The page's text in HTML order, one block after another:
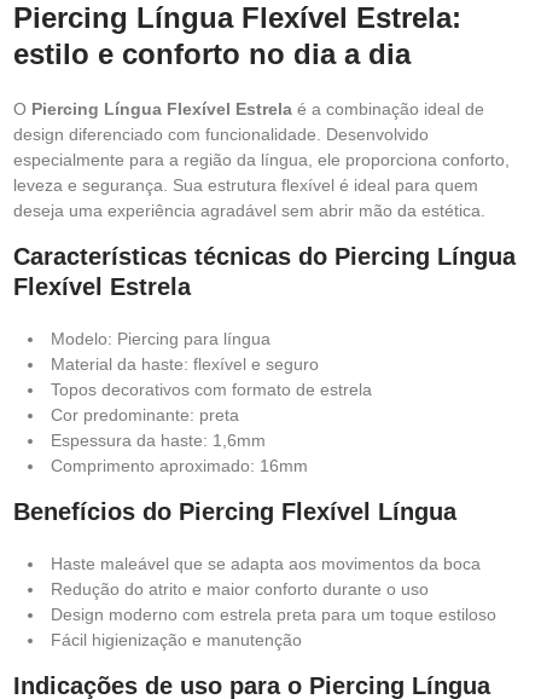
Piercing Língua Flexível Estrela:
estilo e conforto no dia a dia
O Piercing Língua Flexível Estrela é a combinação ideal de
design diferenciado com funcionalidade. Desenvolvido
especialmente para a região da língua, ele proporciona conforto,
leveza e segurança. Sua estrutura flexível é ideal para quem
deseja uma experiência agradável sem abrir mão da estética.
Características técnicas do Piercing Língua
Flexível Estrela
Modelo: Piercing para língua
Material da haste: flexível e seguro
Topos decorativos com formato de estrela
Cor predominante: preta
Espessura da haste: 1,6mm
Comprimento aproximado: 16mm
Benefícios do Piercing Flexível Língua
Haste maleável que se adapta aos movimentos da boca
Redução do atrito e maior conforto durante o uso
Design moderno com estrela preta para um toque estiloso
Fácil higienização e manutenção
Indicações de uso para o Piercing Língua